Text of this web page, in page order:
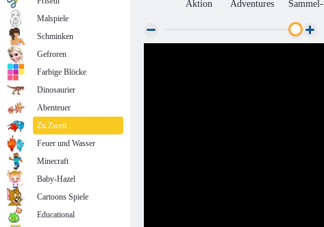
Aktion Adventures Sammel-
Malspiele
Schminken
Gefroren
Farbige Blöcke
Dinosaurier
Abenteuer
Zu Zweit
Feuer und Wasser
Minecraft
Baby-Hazel
Cartoons Spiele
Educational